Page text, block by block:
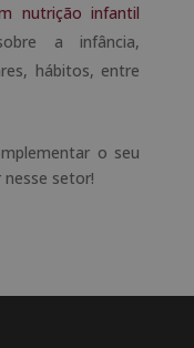
nutrição infantil
a infância,
hábitos, entre
o seu
setor!